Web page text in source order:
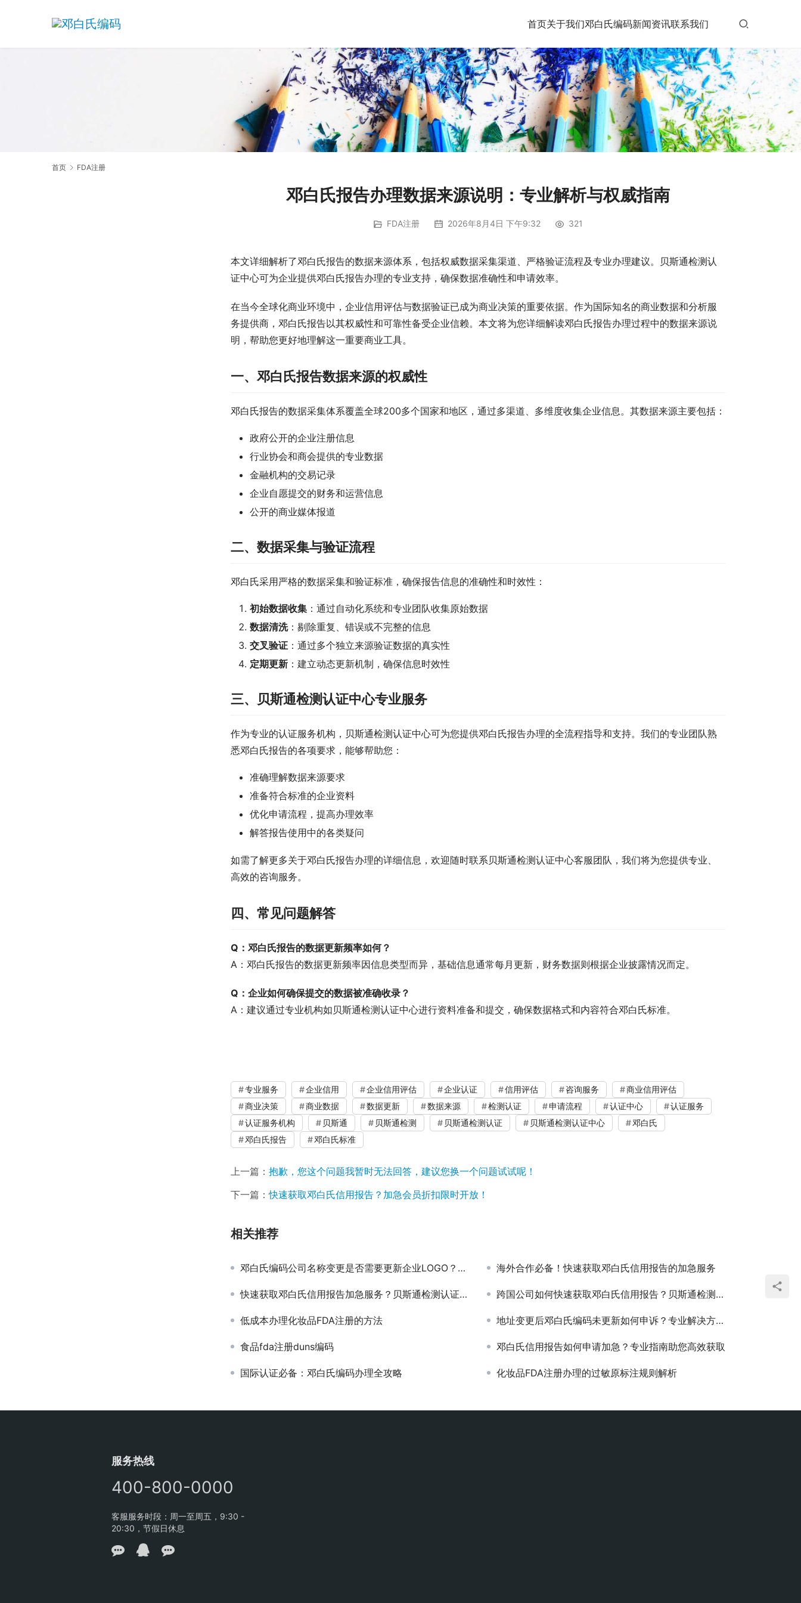
首页关于我们邓白氏编码新闻资讯联系我们
首页 FDA注册
邓白氏报告办理数据来源说明：专业解析与权威指南
FDA注册 2026年8月4日 下午9:32 321
本文详细解析了邓白氏报告的数据来源体系，包括权威数据采集渠道、严格验证流程及专业办理建议。贝斯通检测认
证中心可为企业提供邓白氏报告办理的专业支持，确保数据准确性和申请效率。
在当今全球化商业环境中，企业信用评估与数据验证已成为商业决策的重要依据。作为国际知名的商业数据和分析服
务提供商，邓白氏报告以其权威性和可靠性备受企业信赖。本文将为您详细解读邓白氏报告办理过程中的数据来源说
明，帮助您更好地理解这一重要商业工具。
一、邓白氏报告数据来源的权威性
邓白氏报告的数据采集体系覆盖全球200多个国家和地区，通过多渠道、多维度收集企业信息。其数据来源主要包括：
政府公开的企业注册信息
行业协会和商会提供的专业数据
金融机构的交易记录
企业自愿提交的财务和运营信息
公开的商业媒体报道
二、数据采集与验证流程
邓白氏采用严格的数据采集和验证标准，确保报告信息的准确性和时效性：
初始数据收集 ：通过自动化系统和专业团队收集原始数据
数据清洗：剔除重复、错误或不完整的信息
交叉验证 ：通过多个独立来源验证数据的真实性
定期更新 ：建立动态更新机制，确保信息时效性
三、贝斯通检测认证中心专业服务
作为专业的认证服务机构，贝斯通检测认证中心可为您提供邓白氏报告办理的全流程指导和支持。我们的专业团队熟
悉邓白氏报告的各项要求，能够帮助您：
准确理解数据来源要求
准备符合标准的企业资料
优化申请流程，提高办理效率
解答报告使用中的各类疑问
如需了解更多关于邓白氏报告办理的详细信息，欢迎随时联系贝斯通检测认证中心客服团队，我们将为您提供专业、
高效的咨询服务。
四、常见问题解答
Q：邓白氏报告的数据更新频率如何？
A：邓白氏报告的数据更新频率因信息类型而异，基础信息通常每月更新，财务数据则根据企业披露情况而定。
Q：企业如何确保提交的数据被准确收录？
A：建议通过专业机构如贝斯通检测认证中心进行资料准备和提交，确保数据格式和内容符合邓白氏标准。
专业服务 企业信用 企业信用评估 企业认证 信用评估 咨询服务
商业信用评估
商业决策
商业数据 数据更新 数据来源 检测认证 申请流程 认证中心
认证服务
认证服务机构
贝斯通 贝斯通检测 贝斯通检测认证 贝斯通检测认证中心
邓白氏
邓白氏报告
邓白氏标准
上一篇： 抱歉，您这个问题我暂时无法回答，建议您换一个问题试试呢！
下一篇：快速获取邓白氏信用报告？加急会员折扣限时开放！
相关推荐
邓白氏编码公司名称变更是否需要更新企业LOGO？贝斯通检测认证中心为您解答 海外合作必备！快速获取邓白氏信用报告的加急服务
快速获取邓白氏信用报告加急服务？贝斯通检测认证中心为您解忧 跨国公司如何快速获取邓白氏信用报告？贝斯通检测认证中心为您解忧
低成本办理化妆品FDA注册的方法 地址变更后邓白氏编码未更新如何申诉？专业解决方案来了
食品fda注册duns编码 邓白氏信用报告如何申请加急？专业指南助您高效获取
国际认证必备：邓白氏编码办理全攻略 化妆品FDA注册办理的过敏原标注规则解析
服务热线
400-800-0000
客服服务时段：周一至周五，9:30 -
20:30，节假日休息